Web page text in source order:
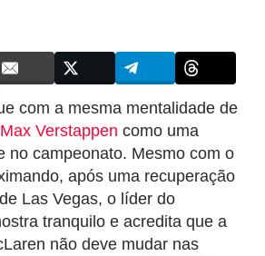
com a mesma mentalidade de
Max Verstappen como uma
no campeonato. Mesmo com o
após uma recuperação
Las Vegas, o líder do
tranquilo e acredita que a
não deve mudar nas